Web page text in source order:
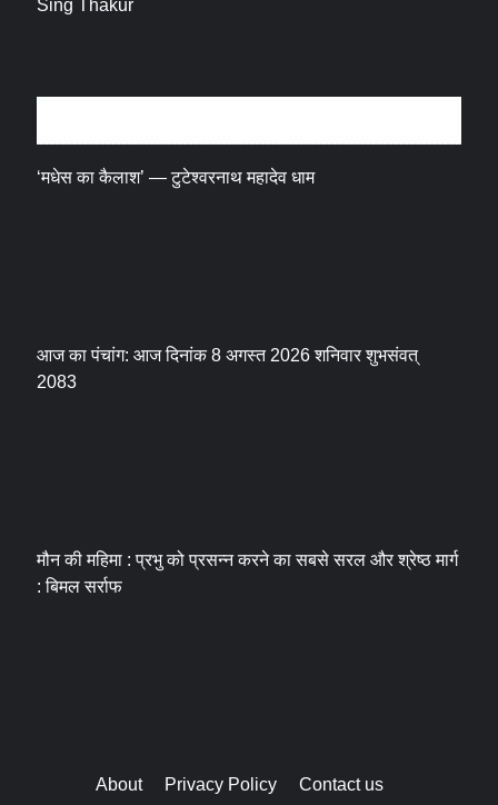
‘मधेस का कैलाश’ — टुटेश्वरनाथ महादेव धाम
आज का पंचांग: आज दिनांक 8 अगस्त 2026 शनिवार शुभसंवत्
2083
मौन की महिमा : प्रभु को प्रसन्न करने का सबसे सरल और श्रेष्ठ मार्ग
: बिमल सर्राफ
About Privacy Policy Contact us